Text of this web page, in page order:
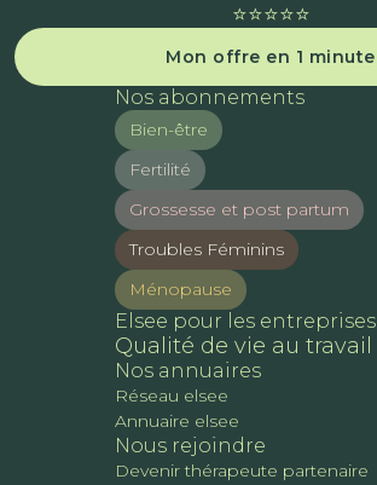
⭐️⭐️⭐️⭐️⭐️
Mon offre en 1 minute
Nos abonnements
Bien-être
Fertilité
Grossesse et post partum
Troubles Féminins
Ménopause
Elsee pour les entreprises
Qualité de vie au travail
Nos annuaires
Réseau elsee
Annuaire elsee
Nous rejoindre
Devenir thérapeute partenaire